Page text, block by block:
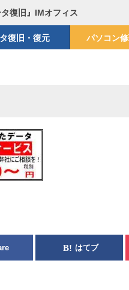
復旧』IMオフィス
復旧・復元 パソコン
はてブ